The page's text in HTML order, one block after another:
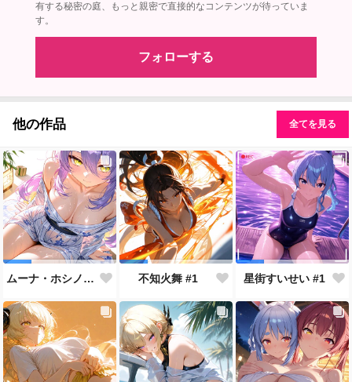
有する秘密の庭、もっと親密で直接的なコンテンツが待っていま
す。
フォローする
他の作品 全てを見る
ムーナ・ホシノヴァ #1 不知火舞 #1 星街すいせい #1